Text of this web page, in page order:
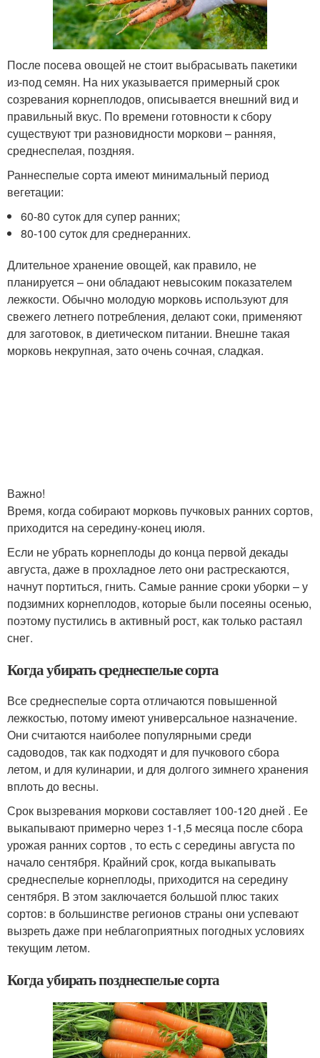
После посева овощей не стоит выбрасывать пакетики
из-под семян. На них указывается примерный срок
созревания корнеплодов, описывается внешний вид и
правильный вкус. По времени готовности к сбору
существуют три разновидности моркови – ранняя,
среднеспелая, поздняя.
Раннеспелые сорта имеют минимальный период
вегетации:
60-80 суток для супер ранних;
80-100 суток для среднеранних.
Длительное хранение овощей, как правило, не
планируется – они обладают невысоким показателем
лежкости. Обычно молодую морковь используют для
свежего летнего потребления, делают соки, применяют
для заготовок, в диетическом питании. Внешне такая
морковь некрупная, зато очень сочная, сладкая.
Важно!
Время, когда собирают морковь пучковых ранних сортов,
приходится на середину-конец июля.
Если не убрать корнеплоды до конца первой декады
августа, даже в прохладное лето они растрескаются,
начнут портиться, гнить. Самые ранние сроки уборки – у
подзимних корнеплодов, которые были посеяны осенью,
поэтому пустились в активный рост, как только растаял
снег.
Когда убирать среднеспелые сорта
Все среднеспелые сорта отличаются повышенной
лежкостью, потому имеют универсальное назначение.
Они считаются наиболее популярными среди
садоводов, так как подходят и для пучкового сбора
летом, и для кулинарии, и для долгого зимнего хранения
вплоть до весны.
Срок вызревания моркови составляет 100-120 дней . Ее
выкапывают примерно через 1-1,5 месяца после сбора
урожая ранних сортов , то есть с середины августа по
начало сентября. Крайний срок, когда выкапывать
среднеспелые корнеплоды, приходится на середину
сентября. В этом заключается большой плюс таких
сортов: в большинстве регионов страны они успевают
вызреть даже при неблагоприятных погодных условиях
текущим летом.
Когда убирать позднеспелые сорта